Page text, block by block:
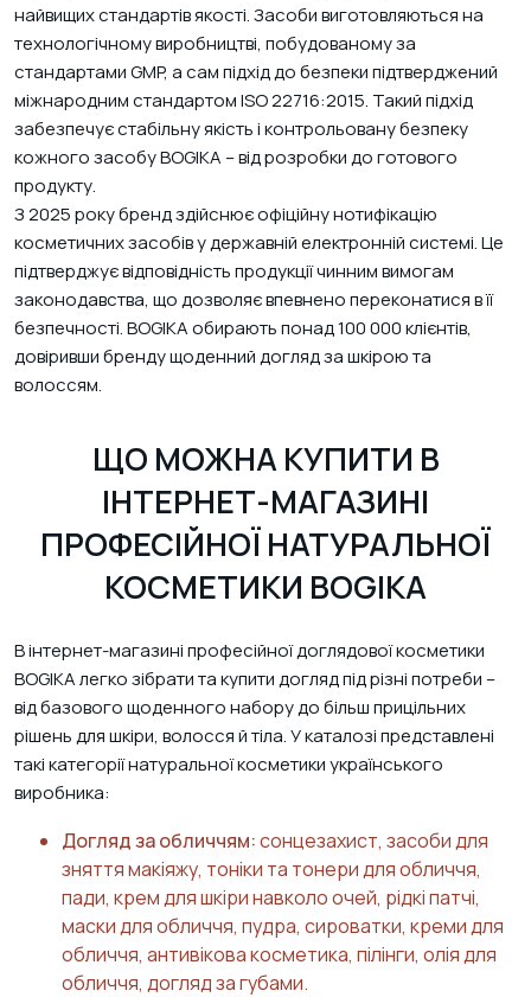
найвищих стандартів якості. Засоби виготовляються на
технологічному виробництві, побудованому за
стандартами GMP, а сам підхід до безпеки підтверджений
міжнародним стандартом ISO 22716:2015. Такий підхід
забезпечує стабільну якість і контрольовану безпеку
кожного засобу BOGIKA – від розробки до готового
продукту.
З 2025 року бренд здійснює офіційну нотифікацію
косметичних засобів у державній електронній системі. Це
підтверджує відповідність продукції чинним вимогам
законодавства, що дозволяє впевнено переконатися в її
безпечності. BOGIKA обирають понад 100 000 клієнтів,
довіривши бренду щоденний догляд за шкірою та
волоссям.
ЩО МОЖНА КУПИТИ В
ІНТЕРНЕТ-МАГАЗИНІ
ПРОФЕСІЙНОЇ НАТУРАЛЬНОЇ
КОСМЕТИКИ BOGIKA
В інтернет-магазині професійної доглядової косметики
BOGIKA легко зібрати та купити догляд під різні потреби –
від базового щоденного набору до більш прицільних
рішень для шкіри, волосся й тіла. У каталозі представлені
такі категорії натуральної косметики українського
виробника:
Догляд за обличчям:сонцезахист, засоби для
зняття макіяжу, тоніки та тонери для обличчя,
пади, крем для шкіри навколо очей, рідкі патчі,
маски для обличчя, пудра, сироватки, креми для
обличчя, антивікова косметика, пілінги, олія для
обличчя, догляд за губами.